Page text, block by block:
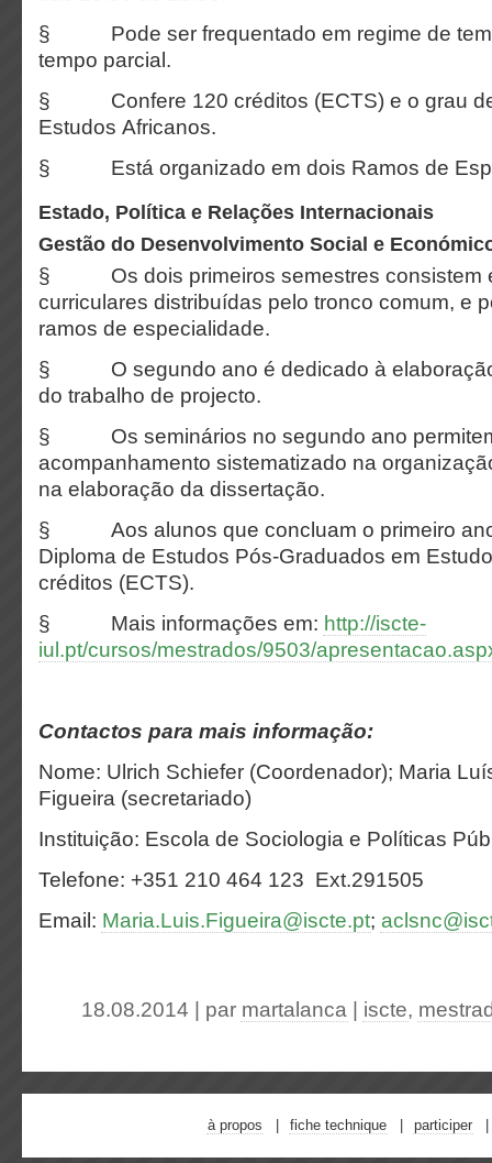
§ Pode ser frequentado em regime de
tempo parcial.
§ Confere 120 créditos (ECTS) e o grau
Estudos Africanos.
§ Está organizado em dois Ramos de
Estado, Política e Relações Internacionais
Gestão do Desenvolvimento Social e
§ Os dois primeiros semestres consistem
curriculares distribuídas pelo tronco comum, e
ramos de especialidade.
§ O segundo ano é dedicado à elaboração
do trabalho de projecto.
§ Os seminários no segundo ano
acompanhamento sistematizado na
na elaboração da dissertação.
§ Aos alunos que concluam o primeiro ano
Diploma de Estudos Pós-Graduados em
créditos (ECTS).
§ Mais informações em: http://iscte-
iul.pt/cursos/mestrados/9503/
Contactos para mais informação:
Nome: Ulrich Schiefer (Coordenador); Maria
Figueira (secretariado)
Instituição: Escola de Sociologia e Políticas
Telefone: +351 210 464 123 Ext.291505
Email: Maria.Luis.Figueira@iscte.pt;
18.08.2014 | par martalanca iscte,
à propos fiche technique participer